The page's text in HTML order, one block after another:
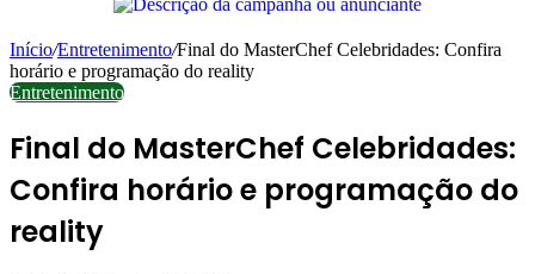
Início/Entretenimento/Final do MasterChef Celebridades: Confira
horário e programação do reality
Entretenimento
Final do MasterChef Celebridades:
Confira horário e programação do
reality